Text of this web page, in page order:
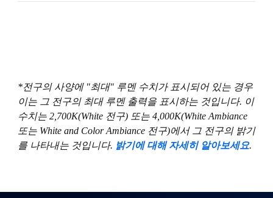
*전구의 사양에 "최대" 루멘 수치가 표시되어 있는 경우
이는 그 전구의 최대 루멘 출력을 표시하는 것입니다. 이
수치는 2,700K(White 전구) 또는 4,000K(White Ambiance
또는 White and Color Ambiance 전구)에서 그 전구의 밝기
를 나타내는 것입니다. 밝기에 대해 자세히 알아보세요.